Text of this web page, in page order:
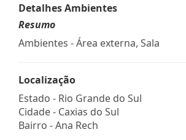
Detalhes Ambientes
Resumo
Ambientes - Área externa, Sala
Localização
Estado - Rio Grande do Sul
Cidade - Caxias do Sul
Bairro -Ana Rech